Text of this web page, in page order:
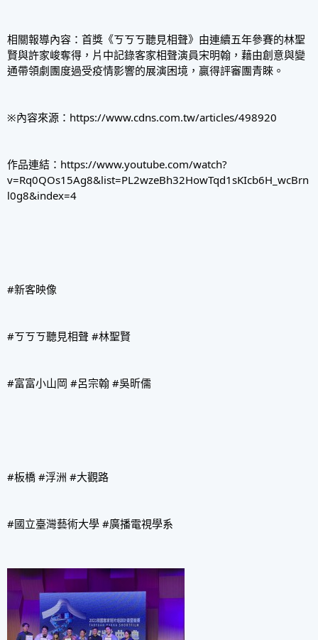
相關報導內容：首獎《ㄎㄎㄎ聽見相聲》由連續五年參賽的林聖
賢與許家峻奪得，片中記錄客家相聲演員宋明翰，藉由創意與變
通帶領劇團度過受疫情影響的展演困境，贏得評審團青睞。
※內容來源： https://www.cdns.com.tw/articles/498920
作品連結： https://www.youtube.com/watch?
v=Rq0QOs15Ag8&list=PL2wzeBh32HowTqd1sKIcb6H_wcBrn
l0g8&index=4
#新客映像
#ㄎㄎㄎ聽見相聲 #林聖賢
#富富小山岡 #呂宗翰 #吳昕儒
#板橋 #浮洲 #大觀路
#國立臺灣藝術大學 #廣播電視學系